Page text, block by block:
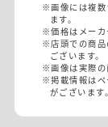
※画像には複数
ます。
※価格はメーカ
※店頭での商品
ございます。
※画像は実際の
※掲載情報はペ
がございます。